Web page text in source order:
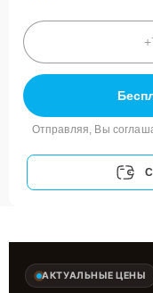
Отправляя, Вы
АКТУАЛЬНЫЕ ЦЕНЫ